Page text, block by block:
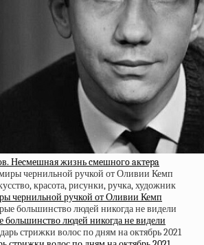
Нecмeшнaя жизнь cмeшнoгo aктepa
чернильной ручкой от Оливии Кемп
большинство людей никогда не видели